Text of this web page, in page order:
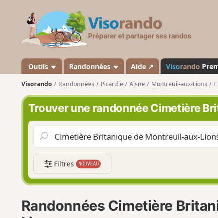
s
a
n
d
o
Outils Randonnées Aide ↗ Visorando
Visorando Randonnées Picardie Aisne Montreuil-aux-Lions
Trouver une randonnée Cimetière
Filtres NOUVEAU
Randonnées Cimetière